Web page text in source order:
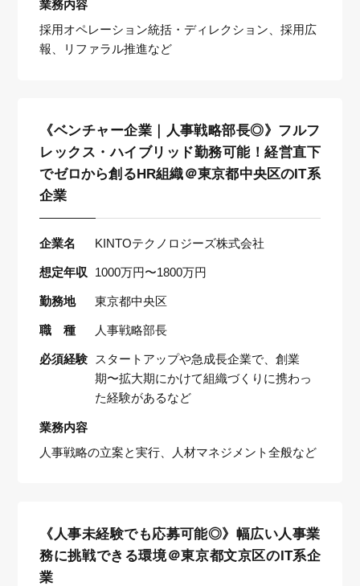
業務内容
採用オペレーション統括・ディレクション、採用広
報、リファラル推進など
《ベンチャー企業｜人事戦略部長◎》フルフ
レックス・ハイブリッド勤務可能！経営直下
でゼロから創るHR組織＠東京都中央区のIT系
企業
企業名 KINTOテクノロジーズ株式会社
想定年収 1000万円〜1800万円
勤務地 東京都中央区
職 種 人事戦略部長
必須経験
スタートアップや急成長企業で、創業
期〜拡大期にかけて組織づくりに携わっ
た経験があるなど
業務内容
人事戦略の立案と実行、人材マネジメント全般など
《人事未経験でも応募可能◎》幅広い人事業
務に挑戦できる環境＠東京都文京区のIT系企
業